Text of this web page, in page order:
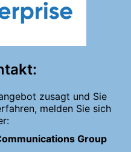
zusagt und Sie
melden Sie sich
Group